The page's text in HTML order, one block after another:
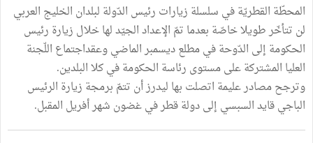
المحطّة القطريّة في سلسلة زيارات رئيس الدّولة لبلدان الخليج العربي
لن تتأخّر طويلا خاصّة بعدما تمّ الإعداد الجيّد لها خلال زيارة رئيس
الحكومة إلى الدّوحة في مطلع ديسمبر الماضي وعقداجتماع اللّجنة
العليا المشتركة على مستوى رئاسة الحكومة في كلا البلدين.
وترجح مصادر عليمة اتصلت بها ليدرز أن تتمّ برمجة زيارة الرئيس
الباجي قايد السبسي إلى دولة قطر في غضون شهر أفريل المقبل.